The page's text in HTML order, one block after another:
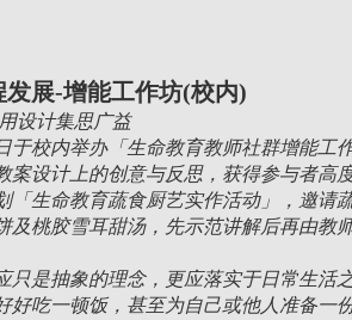
发展-增能工作坊(校内)
设计集思广益
校内举办「生命教育教师社群增能工
设计上的创意与反思，获得参与者高度
「生命教育蔬食厨艺实作活动」，邀请
及桃胶雪耳甜汤，先示范讲解后再由教
只是抽象的理念，更应落实于日常生活
好吃一顿饭，甚至为自己或他人准备一